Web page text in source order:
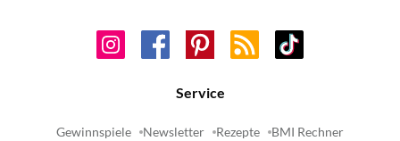
Service
Gewinnspiele Newsletter Rezepte BMI Rechner